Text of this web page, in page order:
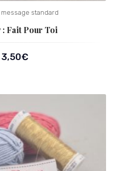
standard
: Fait Pour Toi
3,50€